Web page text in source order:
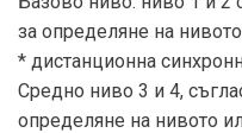
за определяне на
* дистанционна
Средно ниво 3 и 4,
определяне на нивото